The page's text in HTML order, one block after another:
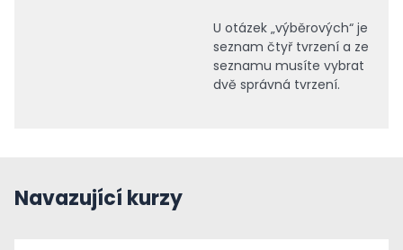
U otázek „výběrových“ je
seznam čtyř tvrzení a ze
seznamu musíte vybrat
dvě správná tvrzení.
Navazující kurzy